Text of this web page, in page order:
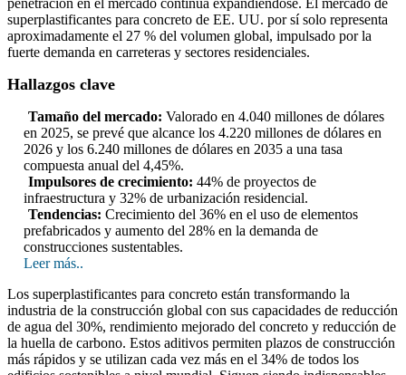
penetración en el mercado continúa expandiéndose. El mercado de
superplastificantes para concreto de EE. UU. por sí solo representa
aproximadamente el 27 % del volumen global, impulsado por la
fuerte demanda en carreteras y sectores residenciales.
Hallazgos clave
Tamaño del mercado: Valorado en 4.040 millones de dólares
en 2025, se prevé que alcance los 4.220 millones de dólares en
2026 y los 6.240 millones de dólares en 2035 a una tasa
compuesta anual del 4,45%.
Impulsores de crecimiento: 44% de proyectos de
infraestructura y 32% de urbanización residencial.
Tendencias: Crecimiento del 36% en el uso de elementos
prefabricados y aumento del 28% en la demanda de
construcciones sustentables.
Leer más..
Los superplastificantes para concreto están transformando la
industria de la construcción global con sus capacidades de reducción
de agua del 30%, rendimiento mejorado del concreto y reducción de
la huella de carbono. Estos aditivos permiten plazos de construcción
más rápidos y se utilizan cada vez más en el 34% de todos los